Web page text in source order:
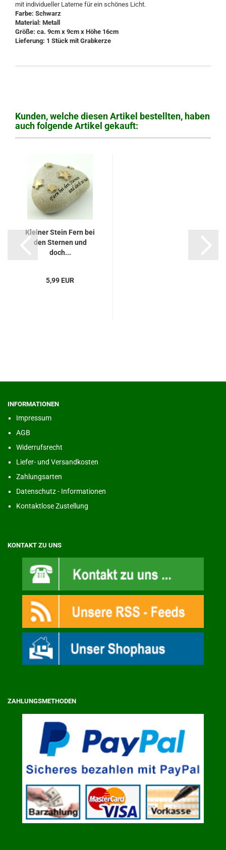
mit individueller Laterne für ein schönes Licht.
Farbe: Schwarz
Material: Metall
Größe: ca. 9cm x 9cm x Höhe 16cm
Lieferung: 1 Stück mit Grabkerze
Kunden, welche diesen Artikel bestellten, haben
auch folgende Artikel gekauft:
Kleiner Stein Fern bei
den Sternen und
doch...
5,99 EUR
INFORMATIONEN
Impressum
AGB
Widerrufsrecht
Liefer- und Versandkosten
Zahlungsarten
Datenschutz - Informationen
Kontaktlose Zustellung
KONTAKT ZU UNS
ZAHLUNGSMETHODEN